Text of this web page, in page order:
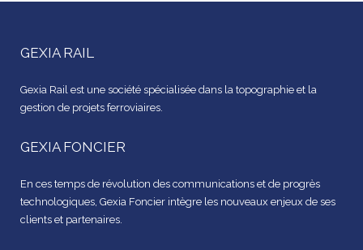
GEXIA RAIL
Gexia Rail est une société spécialisée dans la topographie et la
gestion de projets ferroviaires.
GEXIA FONCIER
En ces temps de révolution des communications et de progrès
technologiques, Gexia Foncier intègre les nouveaux enjeux de ses
clients et partenaires.